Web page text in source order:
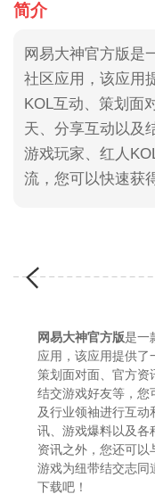
简介
网易大神官方版是
社区应用，该应用
KOL互动、策划面
天、分享互动以及
游戏玩家、红人
流，您可以快速获
网易大神官方版是一
应用，该应用提供了
策划面对面、官方资
结交游戏好友等，您
及行业领袖进行互动
讯、游戏爆料以及各
资讯之外，您还可以
游戏为纽带结交志同
下载吧！